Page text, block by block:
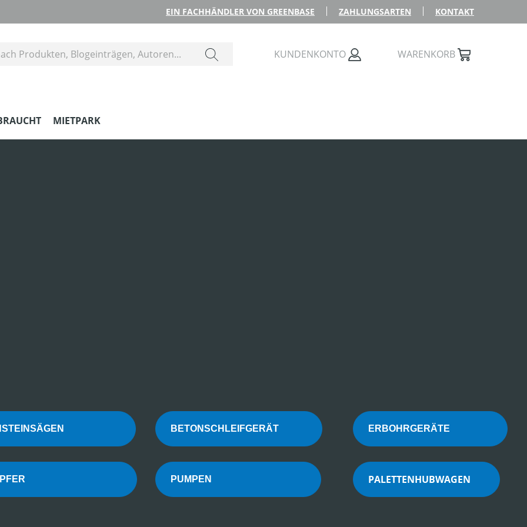
EIN FACHHÄNDLER VON GREENBASE ZAHLUNGSARTEN KONTAKT
KUNDENKONTO WARENKORB
MIETPARK
BETONSCHLEIFGERÄT
PUMPEN
ERBOHRGERÄTE
PALETTENHUBWAGEN